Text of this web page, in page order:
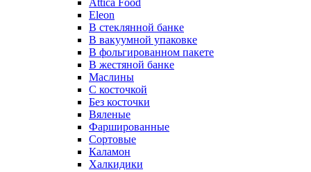
Attica Food
Eleon
В стеклянной банке
В вакуумной упаковке
В фольгированном пакете
В жестяной банке
Маслины
С косточкой
Без косточки
Вяленые
Фаршированные
Сортовые
Каламон
Халкидики